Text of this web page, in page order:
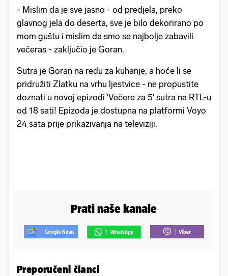
- Mislim da je sve jasno - od predjela, preko
glavnog jela do deserta, sve je bilo dekorirano po
mom guštu i mislim da smo se najbolje zabavili
večeras - zaključio je Goran.
Sutra je Goran na redu za kuhanje, a hoće li se
pridružiti Zlatku na vrhu ljestvice - ne propustite
doznati u novoj epizodi 'Večere za 5' sutra na RTL-u
od 18 sati! Epizoda je dostupna na platformi Voyo
24 sata prije prikazivanja na televiziji.
Prati naše kanale
Preporučeni članci